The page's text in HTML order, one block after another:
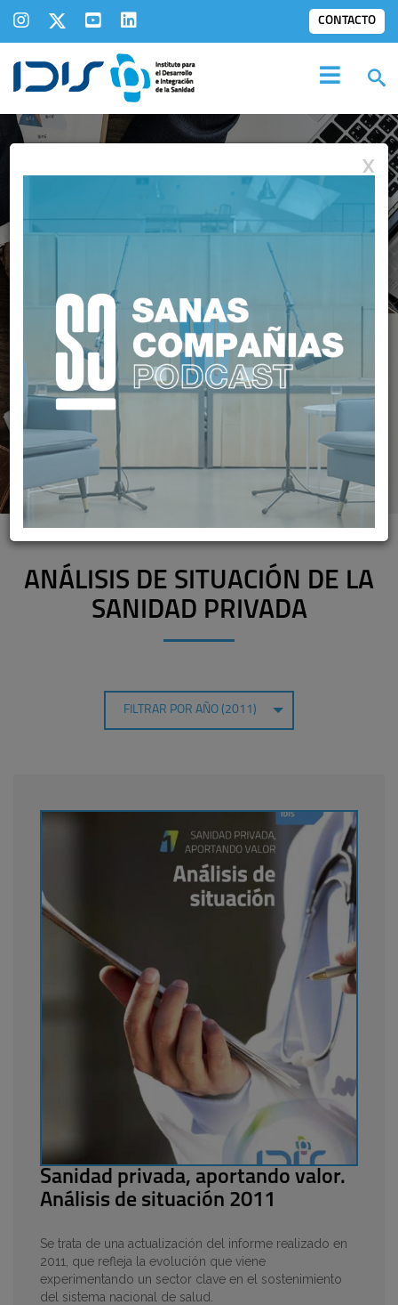
CONTACTO
INFORMESIDIS
ANÁLISIS DE SITUACIÓN DE LA
SANIDAD PRIVADA
FILTRAR POR AÑO (2011)
Sanidad privada, aportando valor.
Análisis de situación 2011
Se trata de una actualización del informe realizado en
2011, que refleja la evolución que viene
experimentando un sector clave en el sostenimiento
del sistema nacional de salud.
X